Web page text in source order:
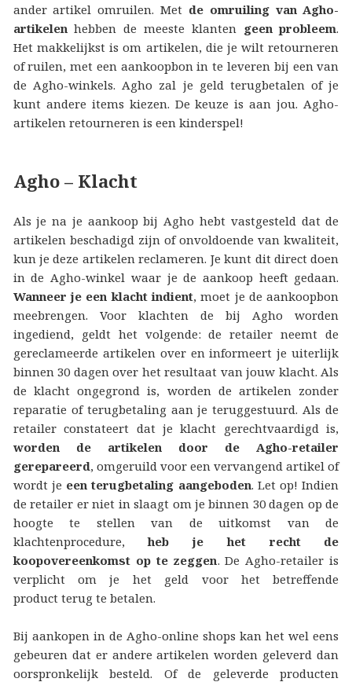
ander artikel omruilen. Met de omruiling van Agho-
artikelenhebben de meeste klanten geen probleem.
Het makkelijkst is om artikelen, die je wilt retourneren
of ruilen, met een aankoopbon in te leveren bij een van
de Agho-winkels. Agho zal je geld terugbetalen of je
kunt andere items kiezen. De keuze is aan jou. Agho-
artikelen retourneren is een kinderspel!
Agho – Klacht
Als je na je aankoop bij Agho hebt vastgesteld dat de
artikelen beschadigd zijn of onvoldoende van kwaliteit,
kun je deze artikelen reclameren. Je kunt dit direct doen
in de Agho-winkel waar je de aankoop heeft gedaan.
Wanneer je een klacht indient, moet je de aankoopbon
meebrengen. Voor klachten de bij Agho worden
ingediend, geldt het volgende: de retailer neemt de
gereclameerde artikelen over en informeert je uiterlijk
binnen 30 dagen over het resultaat van jouw klacht. Als
de klacht ongegrond is, worden de artikelen zonder
reparatie of terugbetaling aan je teruggestuurd. Als de
retailer constateert dat je klacht gerechtvaardigd is,
worden de artikelen door de Agho-retailer
gerepareerd, omgeruild voor een vervangend artikel of
wordt je een terugbetaling aangeboden. Let op! Indien
de retailer er niet in slaagt om je binnen 30 dagen op de
hoogte te stellen van de uitkomst van de
klachtenprocedure,heb je het recht de
koopovereenkomst op te zeggen. De Agho-retailer is
verplicht om je het geld voor het betreffende
product terug te betalen.
Bij aankopen in de Agho-online shops kan het wel eens
gebeuren dat er andere artikelen worden geleverd dan
oorspronkelijk besteld. Of de geleverde producten